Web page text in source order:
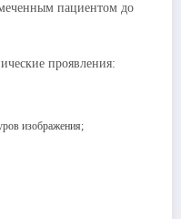
пациентом до
проявления:
изображения;